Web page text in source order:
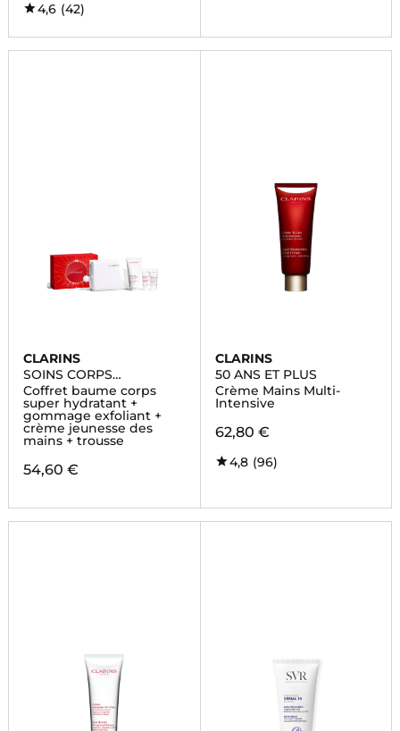
4,6 (42)
CLARINS
SOINS CORPS
HYDRATANTS
Coffret baume corps
super hydratant +
gommage exfoliant +
crème jeunesse des
mains + trousse
54,60 €
CLARINS
50 ANS ET PLUS
Crème Mains Multi-
Intensive
62,80 €
4,8 (96)